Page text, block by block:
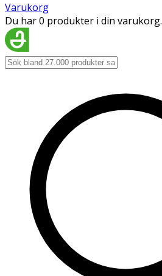
Varukorg
Du har 0 produkter i din varukorg.